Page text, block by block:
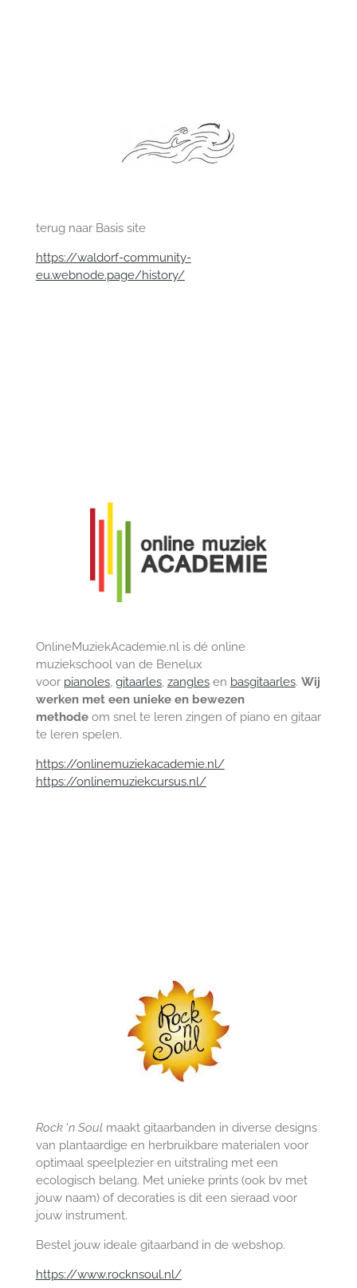
terug naar Basis site
https://waldorf-community-
eu.webnode.page/history/
OnlineMuziekAcademie.nl is dé online
muziekschool van de Benelux
voor pianoles, gitaarles, zanglesen basgitaarles. Wij
werken met een unieke en bewezen
methodeom snel te leren zingen of piano en gitaar
te leren spelen.
https://onlinemuziekacademie.nl/
https://onlinemuziekcursus.nl/
Rock'n Soulmaakt gitaarbanden in diverse designs
van plantaardige en herbruikbare materialen voor
optimaal speelplezier en uitstraling met een
ecologisch belang. Met unieke prints (ook bv met
jouw naam) of decoraties is dit een sieraad voor
jouw instrument.
Bestel jouw ideale gitaarband in de webshop.
https://www.rocknsoul.nl/